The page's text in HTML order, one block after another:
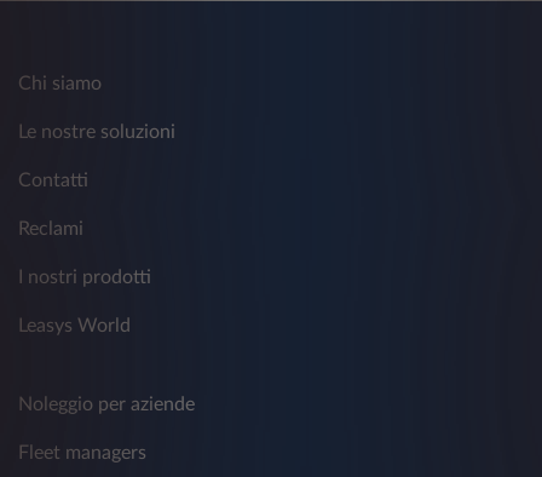
Chi siamo
Le nostre soluzioni
Contatti
Reclami
I nostri prodotti
Leasys World
Noleggio per aziende
Fleet managers